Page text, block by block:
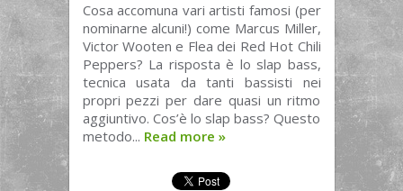
Cosa accomuna vari artisti famosi (per
nominarne alcuni!) come Marcus Miller,
Victor Wooten e Flea dei Red Hot Chili
Peppers? La risposta è lo slap bass,
tecnica usata da tanti bassisti nei
propri pezzi per dare quasi un ritmo
aggiuntivo. Cos’è lo slap bass? Questo
metodo... Read more »